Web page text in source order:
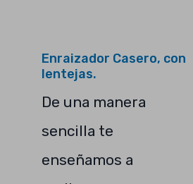
Enraizador Casero, con
lentejas.
De una manera
sencilla te
enseñamos a